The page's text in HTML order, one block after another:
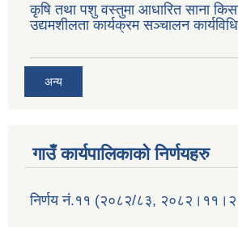
कृषि तथा पशु वस्तुमा आधारित साना
उद्यमशीलता कार्यक्रम सञ्चालन
अन्य
गाउँ कार्यपालिकाको निर्णयहरु
निर्णय नं.११ (२०८२/८३,